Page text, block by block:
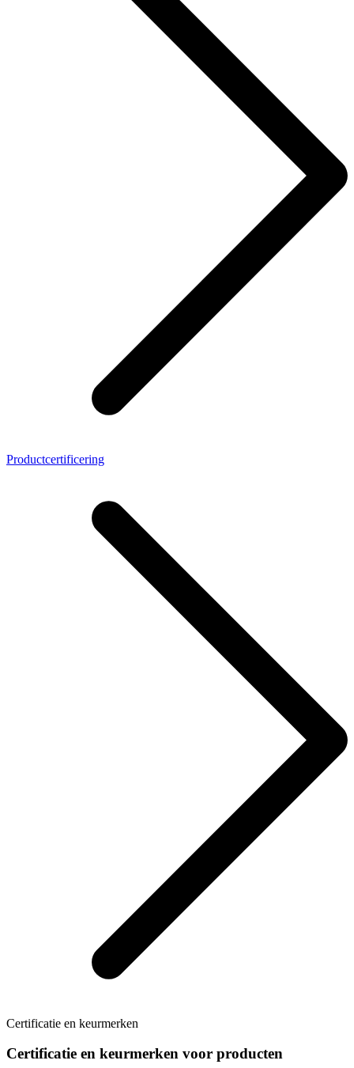
Productcertificering
Certificatie en keurmerken
Certificatie en keurmerken voor producten